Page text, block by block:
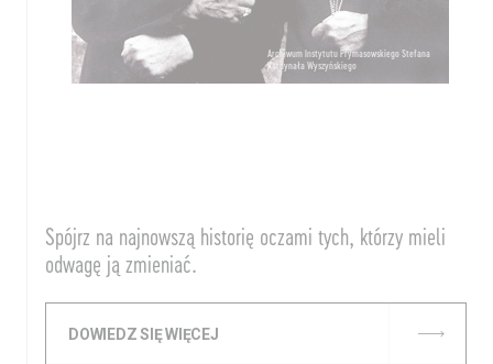
Spójrz na najnowszą historię oczami tych, którzy mieli
odwagę ją zmieniać.
DOWIEDZ SIĘ WIĘCEJ
Archiwum Instytutu Prymasowskiego Stefana
Kardynała Wyszyńskiego